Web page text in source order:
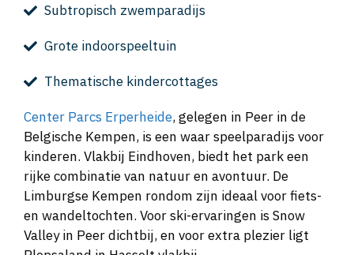
Subtropisch zwemparadijs
Grote indoorspeeltuin
Thematische kindercottages
Center Parcs Erperheide, gelegen in Peer in de
Belgische Kempen, is een waar speelparadijs voor
kinderen. Vlakbij Eindhoven, biedt het park een
rijke combinatie van natuur en avontuur. De
Limburgse Kempen rondom zijn ideaal voor fiets-
en wandeltochten. Voor ski-ervaringen is Snow
Valley in Peer dichtbij, en voor extra plezier ligt